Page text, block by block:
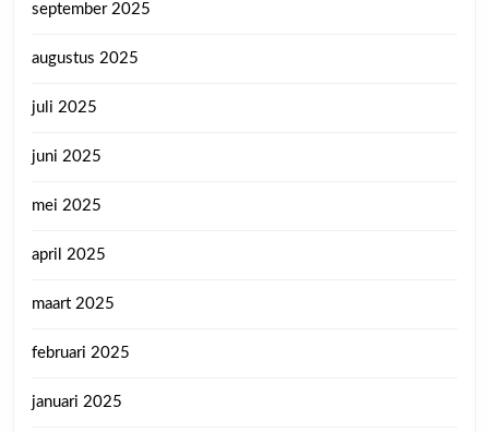
september 2025
augustus 2025
juli 2025
juni 2025
mei 2025
april 2025
maart 2025
februari 2025
januari 2025